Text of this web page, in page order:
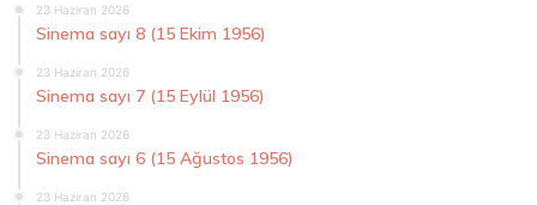
23 Haziran 2026
Sinema sayı 8 (15 Ekim 1956)
23 Haziran 2026
Sinema sayı 7 (15 Eylül 1956)
23 Haziran 2026
Sinema sayı 6 (15 Ağustos 1956)
23 Haziran 2026